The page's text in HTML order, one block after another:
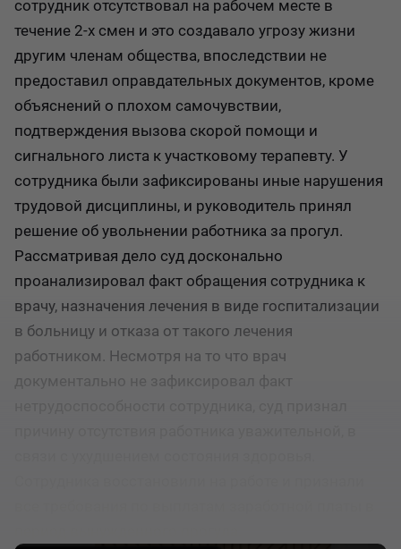
сотрудник отсутствовал на рабочем месте в
течение 2-х смен и это создавало угрозу жизни
другим членам общества, впоследствии не
предоставил оправдательных документов, кроме
объяснений о плохом самочувствии,
подтверждения вызова скорой помощи и
сигнального листа к участковому терапевту. У
сотрудника были зафиксированы иные нарушения
трудовой дисциплины, и руководитель принял
решение об увольнении работника за прогул.
Рассматривая дело суд досконально
проанализировал факт обращения сотрудника к
врачу, назначения лечения в виде госпитализации
в больницу и отказа от такого лечения
работником. Несмотря на то что врач
документально не зафиксировал факт